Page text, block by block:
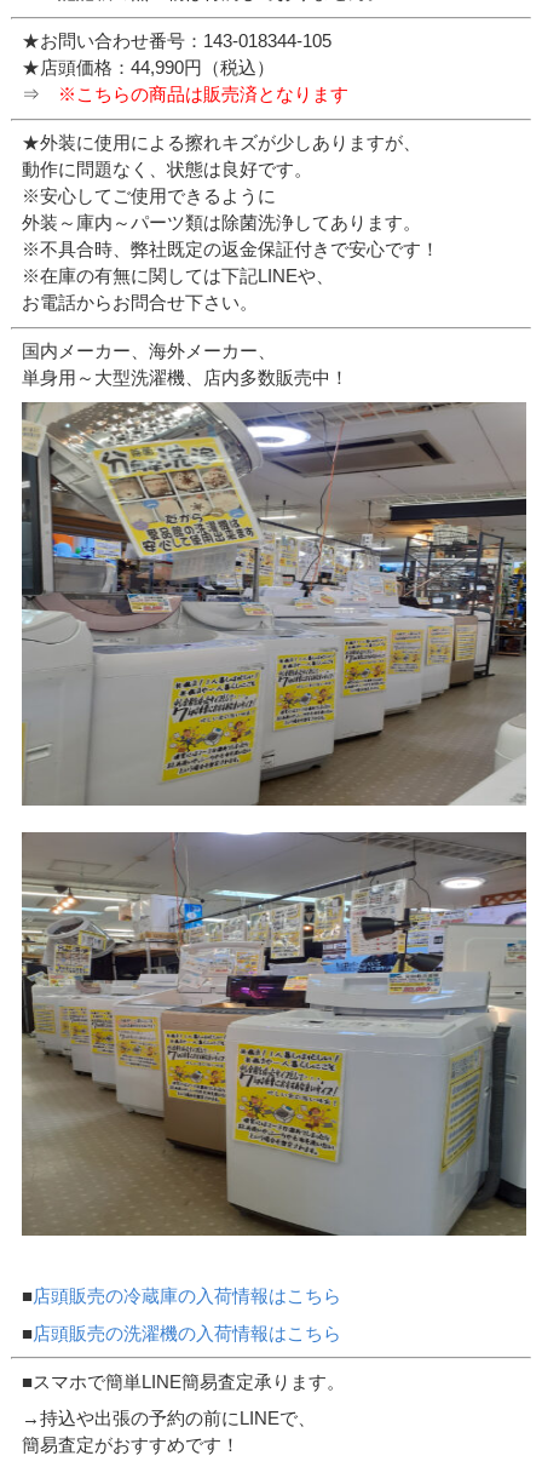
★お問い合わせ番号：143-018344-105
★店頭価格：44,990円（税込）
⇒
※こちらの商品は販売済となります
★外装に使用による擦れキズが少しありますが、
動作に問題なく、状態は良好です。
※安心してご使用できるように
外装～庫内～パーツ類は除菌洗浄してあります。
※不具合時、弊社既定の返金保証付きで安心です！
※在庫の有無に関しては下記LINEや、
お電話からお問合せ下さい。
国内メーカー、海外メーカー、
単身用～大型洗濯機、店内多数販売中！
■店頭販売の冷蔵庫の入荷情報はこちら
■店頭販売の洗濯機の入荷情報はこちら
■スマホで簡単LINE簡易査定承ります。
→持込や出張の予約の前にLINEで、
簡易査定がおすすめです！